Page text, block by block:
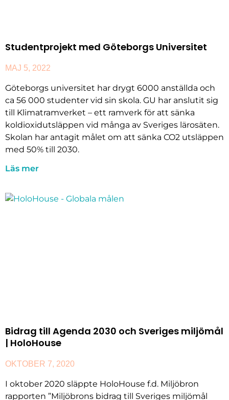
Studentprojekt med Göteborgs Universitet
MAJ 5, 2022
Göteborgs universitet har drygt 6000 anställda och
ca 56 000 studenter vid sin skola. GU har anslutit sig
till Klimatramverket – ett ramverk för att sänka
koldioxidutsläppen vid många av Sveriges lärosäten.
Skolan har antagit målet om att sänka CO2 utsläppen
med 50% till 2030.
Läs mer
Bidrag till Agenda 2030 och Sveriges miljömål
| HoloHouse
OKTOBER 7, 2020
I oktober 2020 släppte HoloHouse f.d. Miljöbron
rapporten ”Miljöbrons bidrag till Sveriges miljömål